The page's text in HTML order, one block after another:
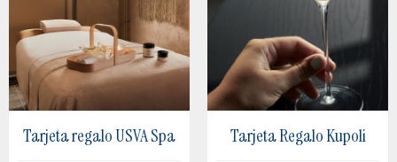
Tarjeta regalo USVA Spa Tarjeta Regalo Kupoli